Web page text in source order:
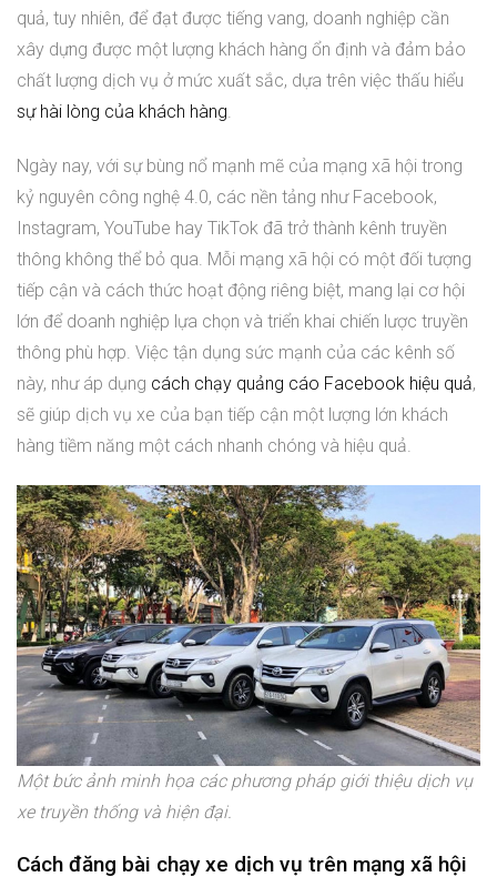
quả, tuy nhiên, để đạt được tiếng vang, doanh nghiệp cần
xây dựng được một lượng khách hàng ổn định và đảm bảo
chất lượng dịch vụ ở mức xuất sắc, dựa trên việc thấu hiểu
sự hài lòng của khách hàng.
Ngày nay, với sự bùng nổ mạnh mẽ của mạng xã hội trong
kỷ nguyên công nghệ 4.0, các nền tảng như Facebook,
Instagram, YouTube hay TikTok đã trở thành kênh truyền
thông không thể bỏ qua. Mỗi mạng xã hội có một đối tượng
tiếp cận và cách thức hoạt động riêng biệt, mang lại cơ hội
lớn để doanh nghiệp lựa chọn và triển khai chiến lược truyền
thông phù hợp. Việc tận dụng sức mạnh của các kênh số
này, như áp dụng cách chạy quảng cáo Facebook hiệu quả,
sẽ giúp dịch vụ xe của bạn tiếp cận một lượng lớn khách
hàng tiềm năng một cách nhanh chóng và hiệu quả.
Một bức ảnh minh họa các phương pháp giới thiệu dịch vụ
xe truyền thống và hiện đại.
Cách đăng bài chạy xe dịch vụ trên mạng xã hội